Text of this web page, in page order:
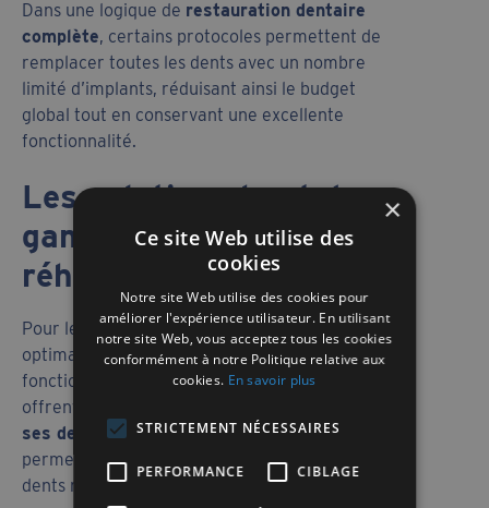
Dans une logique de restauration dentaire
complète, certains protocoles permettent de
remplacer toutes les dents avec un nombre
limité d’implants, réduisant ainsi le budget
global tout en conservant une excellente
fonctionnalité.
Les solutions haut de
gamme pour une
réhabilitation complète
Pour les patients à la recherche d’un résultat
optimal, tant sur le plan esthétique que
fonctionnel, les solutions fixes sur implants
offrent une réponse durable.
ses dents à Liègeavec ce type de traitement
permet de retrouver une sensation proche des
dents naturelles, une mastication efficace et
×
Ce site Web utilise des
cookies
Notre site Web utilise des cookies pour
améliorer l'expérience utilisateur. En utilisant
notre site Web, vous acceptez tous les cookies
conformément à notre Politique relative aux
cookies. En savoir plus
STRICTEMENT NÉCESSAIRES
PERFORMANCE CIBLAGE